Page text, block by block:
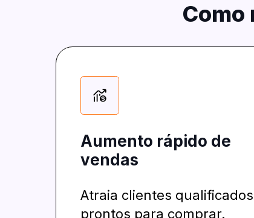
Como
Aumento rápido de
vendas
Atraia clientes qualificados
prontos para comprar.